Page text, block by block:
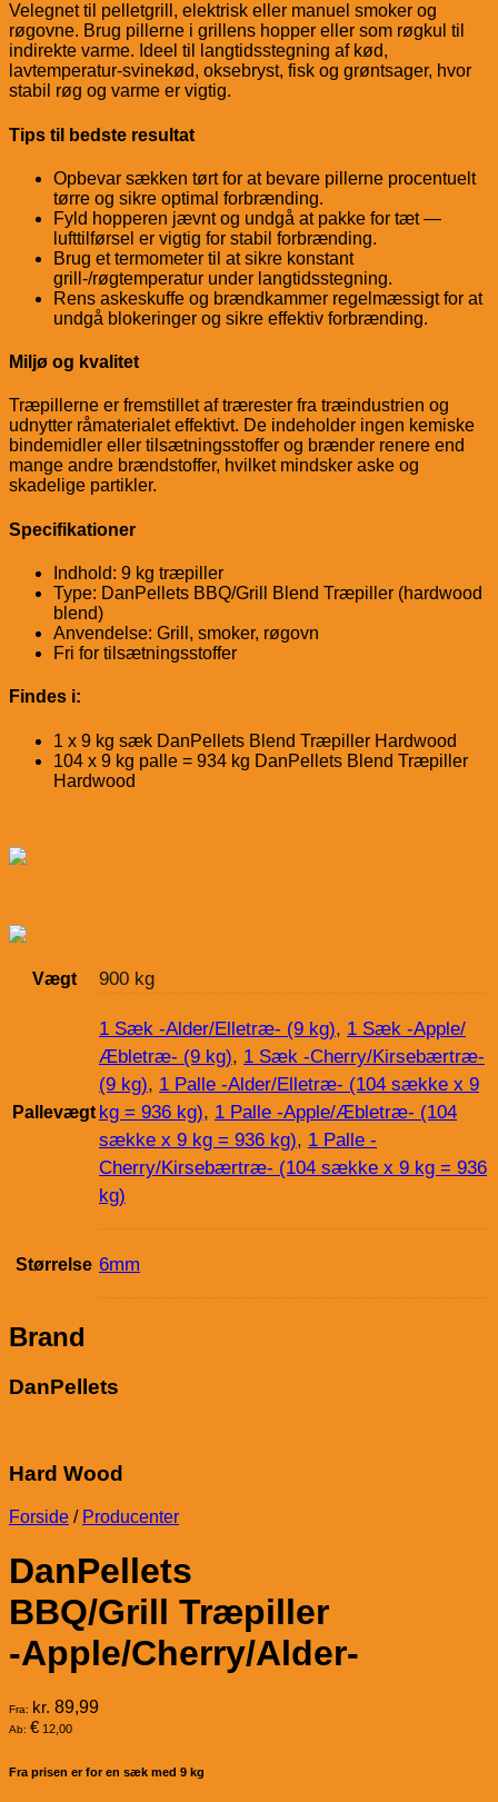
Velegnet til pelletgrill, elektrisk eller manuel smoker og
røgovne. Brug pillerne i grillens hopper eller som røgkul til
indirekte varme. Ideel til langtidsstegning af kød,
lavtemperatur-svinekød, oksebryst, fisk og grøntsager, hvor
stabil røg og varme er vigtig.
Tips til bedste resultat
Opbevar sækken tørt for at bevare pillerne procentuelt
tørre og sikre optimal forbrænding.
Fyld hopperen jævnt og undgå at pakke for tæt —
lufttilførsel er vigtig for stabil forbrænding.
Brug et termometer til at sikre konstant
grill-/røgtemperatur under langtidsstegning.
Rens askeskuffe og brændkammer regelmæssigt for at
undgå blokeringer og sikre effektiv forbrænding.
Miljø og kvalitet
Træpillerne er fremstillet af trærester fra træindustrien og
udnytter råmaterialet effektivt. De indeholder ingen kemiske
bindemidler eller tilsætningsstoffer og brænder renere end
mange andre brændstoffer, hvilket mindsker aske og
skadelige partikler.
Specifikationer
Indhold: 9 kg træpiller
Type: DanPellets BBQ/Grill Blend Træpiller (hardwood
blend)
Anvendelse: Grill, smoker, røgovn
Fri for tilsætningsstoffer
Findes i:
1 x 9 kg sæk DanPellets Blend Træpiller Hardwood
104 x 9 kg palle = 934 kg DanPellets Blend Træpiller
Hardwood
Vægt 900 kg
Pallevægt
1 Sæk -Alder/Elletræ- (9 kg), 1 Sæk -Apple/
Æbletræ- (9 kg), 1 Sæk -Cherry/Kirsebærtræ-
(9 kg), 1 Palle -Alder/Elletræ- (104 sække x 9
kg = 936 kg), 1 Palle -Apple/Æbletræ- (104
sække x 9 kg = 936 kg), 1 Palle -
Cherry/Kirsebærtræ- (104 sække x 9 kg = 936
kg)
Størrelse 6mm
Brand
DanPellets
Hard Wood
Forside / Producenter
DanPellets
BBQ/Grill Træpiller
-Apple/Cherry/Alder-
Fra: kr. 89,99
Ab: € 12,00
Fra prisen er for en sæk med 9 kg